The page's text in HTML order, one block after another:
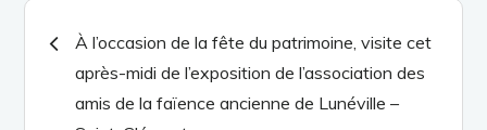
Navigation
de
À l’occasion de la fête du patrimoine, visite cet
après-midi de l’exposition de l’association des
amis de la faïence ancienne de Lunéville –